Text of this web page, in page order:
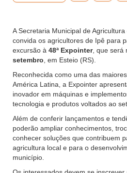
A Secretaria Municipal de
convida os agricultores de Ipê para
excursão à 48ª Expointer, que será
setembro , em Esteio (RS).
Reconhecida como uma das
América Latina, a Expointer
inovador em máquinas e
tecnologia e produtos voltados ao
Além de conferir lançamentos e
poderão ampliar conhecimentos,
conhecer soluções que contribuem
agricultura local e para o
município.